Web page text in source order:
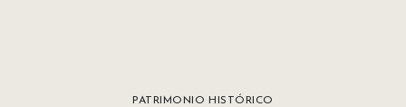
PATRIMONIO HISTÓRICO